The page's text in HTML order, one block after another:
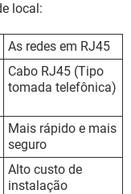
local:
As redes em RJ45
Cabo RJ45 (Tipo
tomada telefônica)
Mais rápido e mais
seguro
Alto custo de
instalação